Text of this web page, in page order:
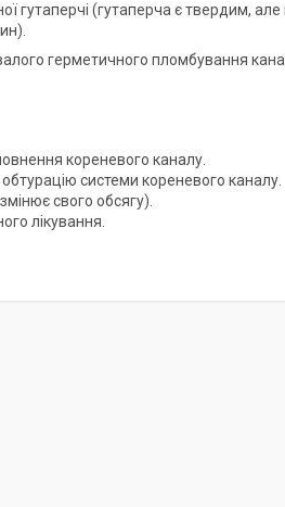
гутаперчі (гутаперча є твердим,
герметичного пломбування
кореневого каналу.
системи кореневого каналу.
свого обсягу).
лікування.